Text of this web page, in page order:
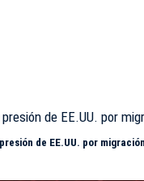
de EE.UU. por